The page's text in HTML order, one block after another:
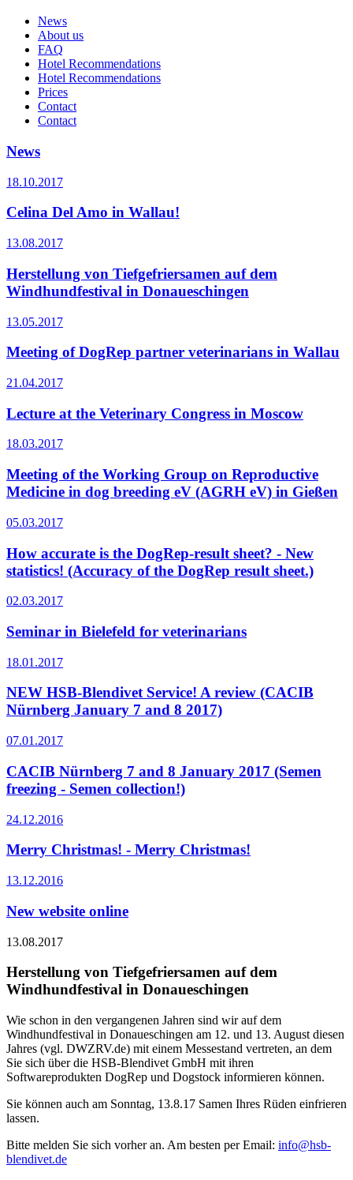
News
About us
FAQ
Hotel Recommendations
Hotel Recommendations
Prices
Contact
Contact
News
18.10.2017
Celina Del Amo in Wallau!
13.08.2017
Herstellung von Tiefgefriersamen auf dem
Windhundfestival in Donaueschingen
13.05.2017
Meeting of DogRep partner veterinarians in Wallau
21.04.2017
Lecture at the Veterinary Congress in Moscow
18.03.2017
Meeting of the Working Group on Reproductive
Medicine in dog breeding eV (AGRH eV) in Gießen
05.03.2017
How accurate is the DogRep-result sheet? - New
statistics! (Accuracy of the DogRep result sheet.)
02.03.2017
Seminar in Bielefeld for veterinarians
18.01.2017
NEW HSB-Blendivet Service! A review (CACIB
Nürnberg January 7 and 8 2017)
07.01.2017
CACIB Nürnberg 7 and 8 January 2017 (Semen
freezing - Semen collection!)
24.12.2016
Merry Christmas! - Merry Christmas!
13.12.2016
New website online
13.08.2017
Herstellung von Tiefgefriersamen auf dem
Windhundfestival in Donaueschingen
Wie schon in den vergangenen Jahren sind wir auf dem
Windhundfestival in Donaueschingen am 12. und 13. August diesen
Jahres (vgl. DWZRV.de) mit einem Messestand vertreten, an dem
Sie sich über die HSB-Blendivet GmbH mit ihren
Softwareprodukten DogRep und Dogstock informieren können.
Sie können auch am Sonntag, 13.8.17 Samen Ihres Rüden einfrieren
lassen.
Bitte melden Sie sich vorher an. Am besten per Email: info@hsb-
blendivet.de